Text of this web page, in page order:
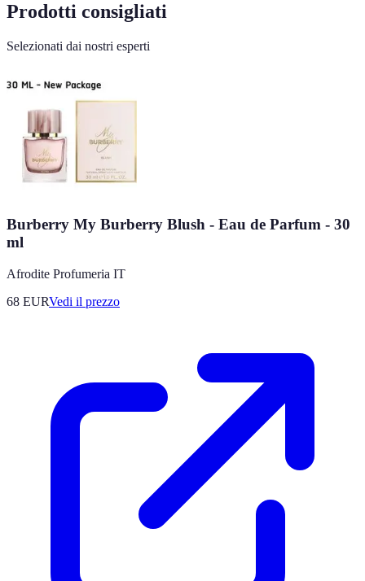
Prodotti consigliati
Selezionati dai nostri esperti
Burberry My Burberry Blush - Eau de Parfum - 30
ml
Afrodite Profumeria IT
68 EURVedi il prezzo